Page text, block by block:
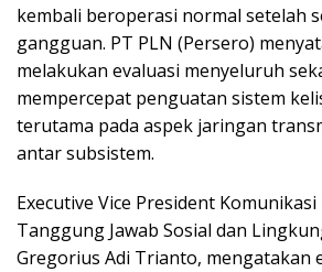
kembali beroperasi normal setelah
gangguan. PT PLN (Persero)
melakukan evaluasi menyeluruh
mempercepat penguatan sistem
terutama pada aspek jaringan
antar subsistem.
Executive Vice President
Tanggung Jawab Sosial dan
Gregorius Adi Trianto, mengatakan